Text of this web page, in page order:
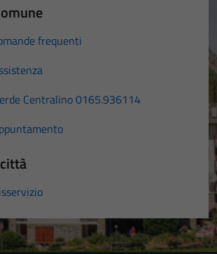
frequenti
Centralino 0165.936114